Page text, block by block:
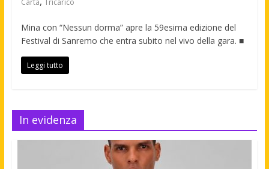
Carta Tricarico
Mina con “Nessun dorma” apre la 59esima edizione del
Festival di Sanremo che entra subito nel vivo della gara. ■
Leggi tutto
In evidenza